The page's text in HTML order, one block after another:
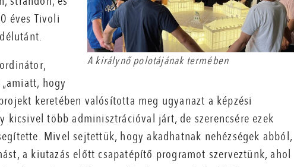
A királynő polotájának termében
éves Tivoli
hogy
keretében valósította meg ugyanazt a képzési
kicsivel több adminisztrációval járt, de szerencsére ezek
Mivel sejtettük, hogy akadhatnak nehézségek abból,
a kiutazás előtt csapatépítő programot szerveztünk, ahol